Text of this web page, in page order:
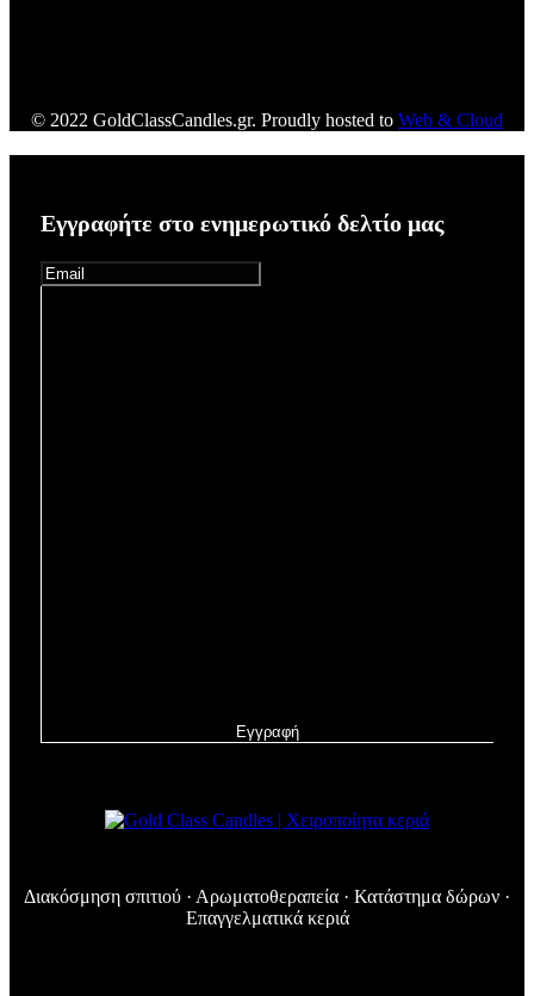
© 2022 GoldClassCandles.gr. Proudly hosted to Web & Cloud
Εγγραφήτε στο ενημερωτικό δελτίο μας
Εγγραφή
Διακόσμηση σπιτιού · Αρωματοθεραπεία · Κατάστημα δώρων ·
Επαγγελματικά κεριά